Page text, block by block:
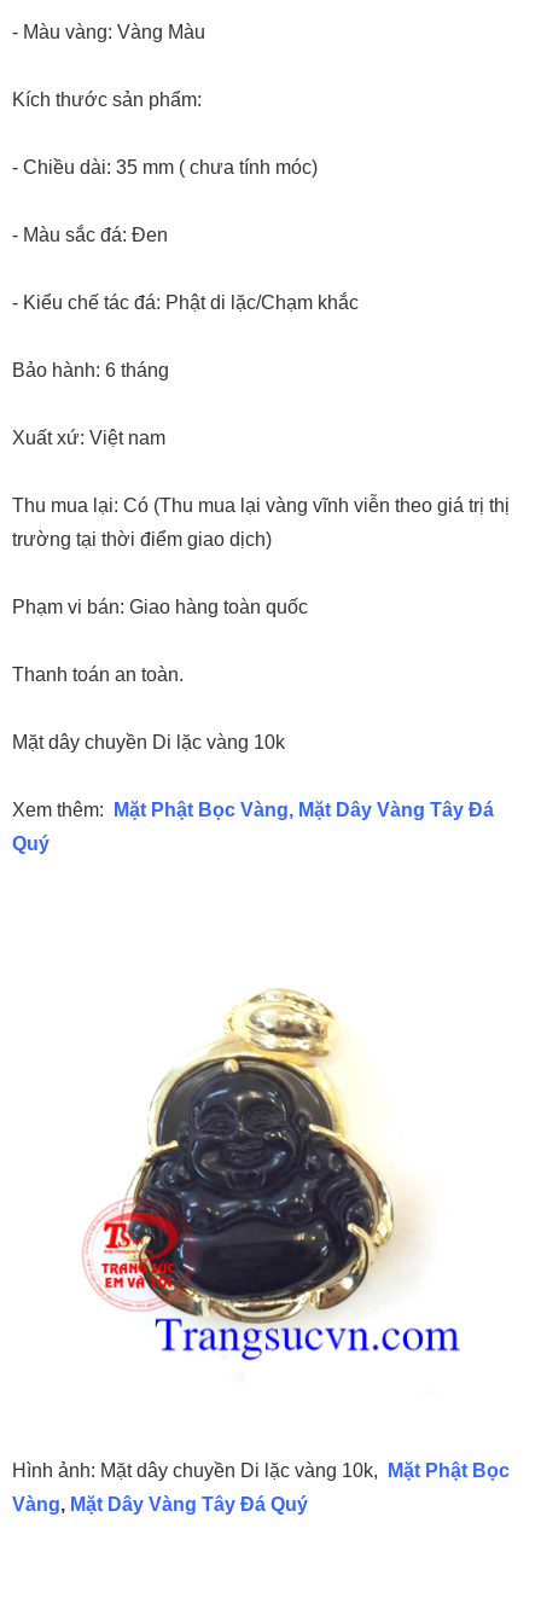
- Màu vàng: Vàng Màu
Kích thước sản phẩm:
- Chiều dài: 35 mm ( chưa tính móc)
- Màu sắc đá: Đen
- Kiểu chế tác đá: Phật di lặc/Chạm khắc
Bảo hành: 6 tháng
Xuất xứ: Việt nam
Thu mua lại: Có (Thu mua lại vàng vĩnh viễn theo giá trị thị
trường tại thời điểm giao dịch)
Phạm vi bán: Giao hàng toàn quốc
Thanh toán an toàn.
Mặt dây chuyền Di lặc vàng 10k
Xem thêm: Mặt Phật Bọc Vàng, Mặt Dây Vàng Tây Đá
Quý
Hình ảnh: Mặt dây chuyền Di lặc vàng 10k,
Mặt Phật Bọc
Vàng, Mặt Dây Vàng Tây Đá Quý